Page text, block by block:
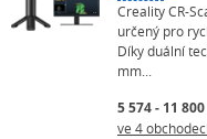
Creality CR-
určený pro
Díky duální
mm...
5 574 - 11
ve 4